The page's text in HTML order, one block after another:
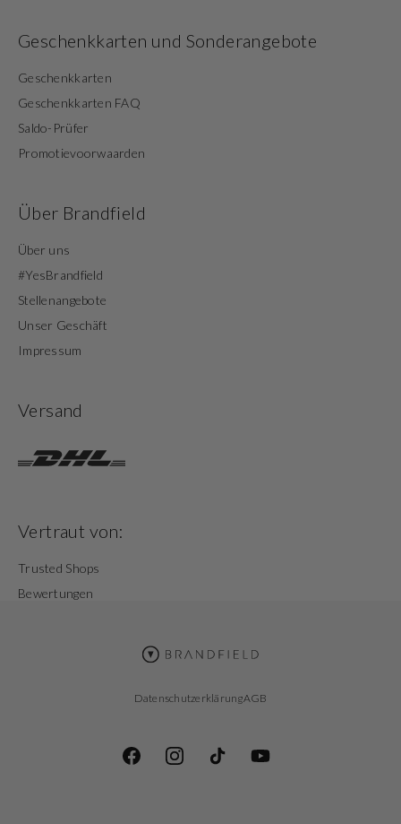
Geschenkkarten und Sonderangebote
Geschenkkarten
Geschenkkarten FAQ
Saldo-Prüfer
Promotievoorwaarden
Über Brandfield
Über uns
#YesBrandfield
Stellenangebote
Unser Geschäft
Impressum
Versand
Vertraut von:
Trusted Shops
Bewertungen
DatenschutzerklärungAGB
FacebookInstagramTikTok YouTube